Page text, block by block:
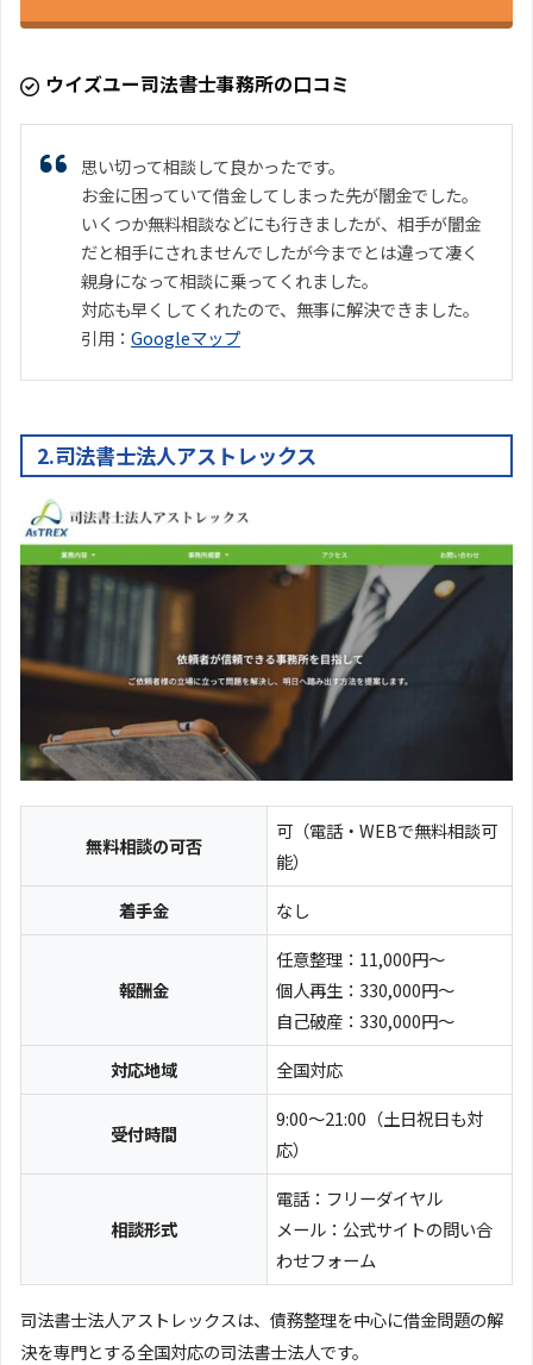
ウイズユー司法書士事務所の口コミ
思い切って相談して良かったです。
お金に困っていて借金してしまった先が闇金でした。
いくつか無料相談などにも行きましたが、相手が闇金
だと相手にされませんでしたが今までとは違って凄く
親身になって相談に乗ってくれました。
対応も早くしてくれたので、無事に解決できました。
引用： Googleマップ
2.司法書士法人アストレックス
無料相談の可否
可（電話・WEBで無料相談可
能）
着手金
なし
報酬金
任意整理：11,000円～
個人再生：330,000円～
自己破産：330,000円～
対応地域
全国対応
受付時間
9:00～21:00（土日祝日も対
応）
相談形式
電話：フリーダイヤル
メール：公式サイトの問い合
わせフォーム
司法書士法人アストレックスは、債務整理を中心に借金問題の解
決を専門とする全国対応の司法書士法人です。